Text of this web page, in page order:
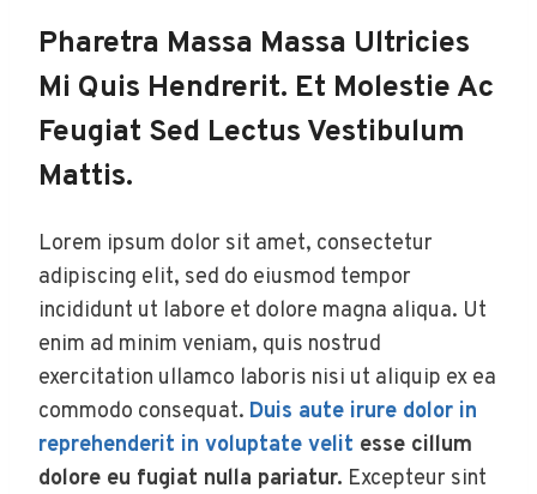
Pharetra Massa Massa Ultricies
Mi Quis Hendrerit. Et Molestie Ac
Feugiat Sed Lectus Vestibulum
Mattis.
Lorem ipsum dolor sit amet, consectetur
adipiscing elit, sed do eiusmod tempor
incididunt ut labore et dolore magna aliqua. Ut
enim ad minim veniam, quis nostrud
exercitation ullamco laboris nisi ut aliquip ex ea
commodo consequat. Duis aute irure dolor in
reprehenderit in voluptate velit esse cillum
dolore eu fugiat nulla pariatur. Excepteur sint